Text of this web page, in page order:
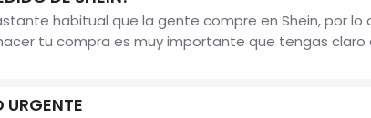
habitual que la gente compre en Shein, por
tu compra es muy importante que tengas claro